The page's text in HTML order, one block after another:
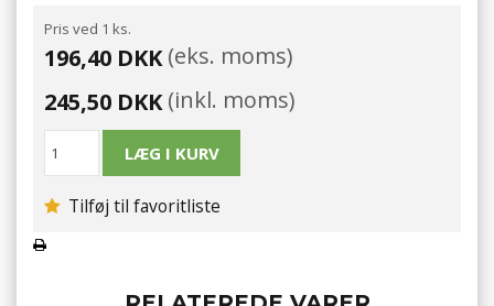
Pris ved 1 ks.
196,40 DKK(eks. moms)
245,50 DKK(inkl. moms)
Tilføj til favoritliste